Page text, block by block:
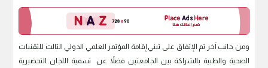
ومن جانب آخر تم الإتفاق على تبني إقامة المؤتمر العلمي الدولي الثالث للتقنيات
الصحية والطبية بالشراكة بين الجامعتين فضلاً عن تسمية اللجان التحضيرية